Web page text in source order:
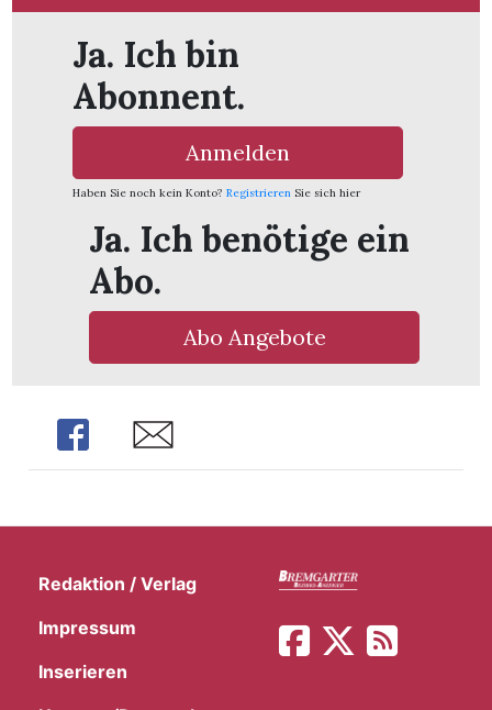
Ja. Ich bin
Abonnent.
Anmelden
Haben Sie noch kein Konto? Registrieren Sie sich hier
Ja. Ich benötige ein
Abo.
Abo Angebote
Share Share
Redaktion / Verlag
Impressum
Inserieren